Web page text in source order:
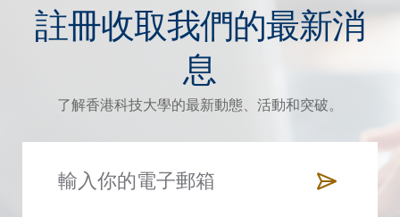
註冊收取我們的最新消
息
了解香港科技大學的最新動態、活動和突破。